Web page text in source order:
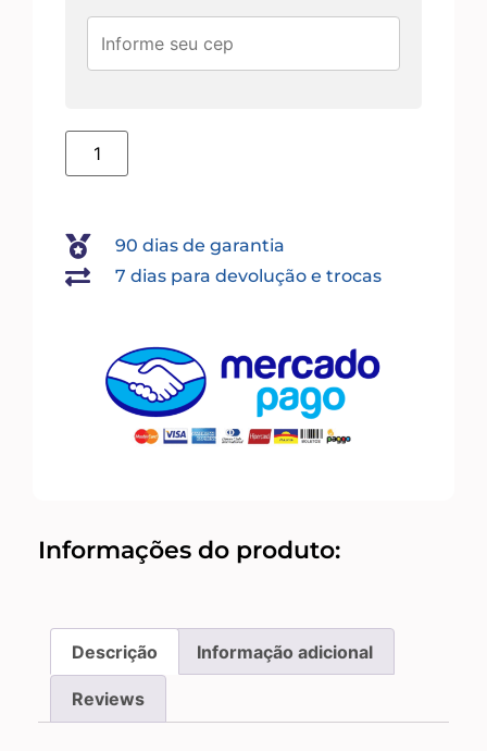
90 dias de garantia
7 dias para devolução e trocas
Informações do produto:
Descrição Informação adicional
Reviews